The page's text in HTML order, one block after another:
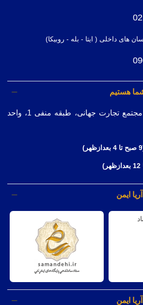
های داخلی ( ایتا - بله - روبیکا)
هستیم
میدان فردوسی، مجتمع تجارت جهانی، طبقه منفی 1، واحد
صبح تا 4 بعدازظهر)
ایمن
ایمن